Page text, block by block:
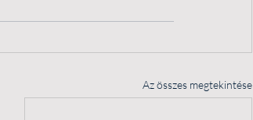
Az összes megtekintése